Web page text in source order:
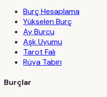
Burç Hesaplama
Yükselen Burç
Ay Burcu
Aşk Uyumu
Tarot Falı
Rüya Tabiri
Burçlar